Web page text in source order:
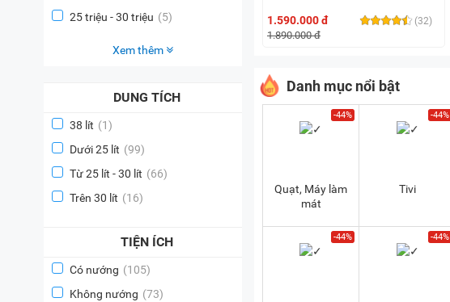
25 triệu - 30 triệu (5)
Xem thêm
DUNG TÍCH
38 lít (1)
Dưới 25 lít (99)
Từ 25 lít - 30 lít (66)
Trên 30 lít (16)
TIỆN ÍCH
Có nướng (105)
Không nướng (73)
(32)
1.590.000 đ
1.890.000 đ
Danh mục nổi bật
-44%
Quạt, Máy làm
mát
-44%
Tivi
-44% -44%